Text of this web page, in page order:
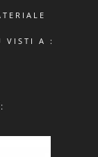
VISTI A :